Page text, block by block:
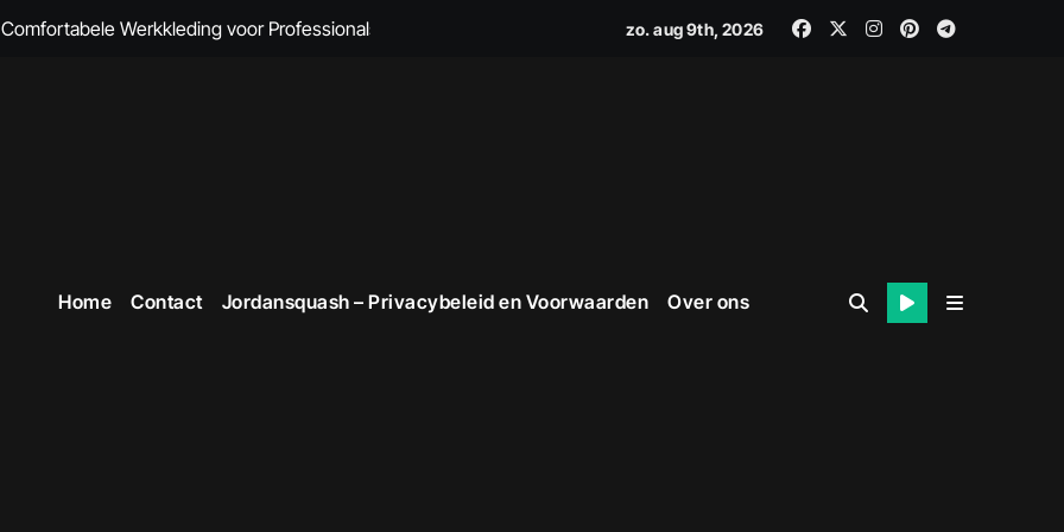
Werkkleding voor Professionals
Kleding
Overall Kopen voor Elke Gelegenheid
voor Dames
Veiligheid in Stijl
voor Stijlvolle en Functionele Outfits op de Werkvloer
Uitstraling op het Werk
Werkkleding in België
zo. aug 9th, 2026
Home Contact Jordansquash – Privacybeleid en Voorwaarden Over ons